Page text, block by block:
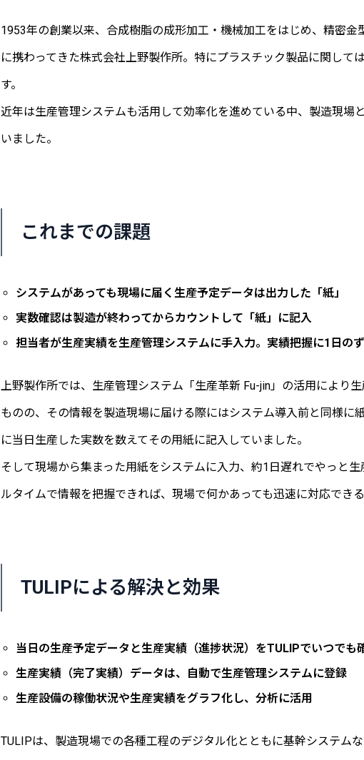
1953年の創業以来、合成樹脂の成形加工・機械加工をはじめ、精密
に携わってきた株式会社上野製作所。特にプラスチック製品に関して
す。
近年は生産管理システムも活用して効率化を進めている中、製造現場
いました。
これまでの課題
システムがあっても現場に届く生産予定データは出力した「紙」
実数確認は製造が終わってからカウントして「紙」に記入
担当者が生産実績を生産管理システムに手入力。実績把握に1日の
上野製作所では、生産管理システム「生産革新 Fu-jin」の活用により
ものの、その情報を製造現場に届ける際にはシステム導入前と同様に
に当日生産した実数を数えてその用紙に記入していました。
そして現場から集まった用紙をシステムに入力、約1日遅れでやっと
ルタイムで情報を把握できれば、現場で何かあっても迅速に対応でき
TULIPによる解決と効果
当日の生産予定データと生産実績（進捗状況）をTULIPでいつでも
生産実績（完了実績）データは、自動で生産管理システムに登録
生産設備の稼働状況や生産実績をグラフ化し、分析に活用
TULIPは、製造現場での各種工程のデジタル化とともに基幹システム